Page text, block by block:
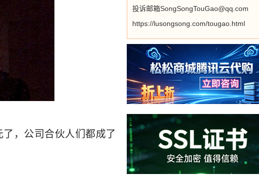
，公司合伙人们都成了
投诉邮箱SongSongTouGao@qq.com
https://lusongsong.com/tougao.html